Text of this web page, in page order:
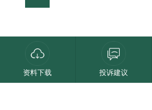
资料下载 投诉建议